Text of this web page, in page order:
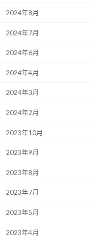
2024年8月
2024年7月
2024年6月
2024年4月
2024年3月
2024年2月
2023年10月
2023年9月
2023年8月
2023年7月
2023年5月
2023年4月